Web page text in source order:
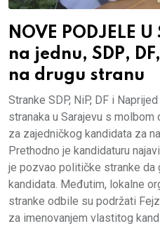
NOVE PODJELE U
na jednu, SDP,
na drugu stranu
Stranke SDP, NiP, DF i
stranaka u Sarajevu s
za zajedničkog kandidata za
Prethodno je kandidaturu
je pozvao političke stranke da
kandidata. Međutim, lokalne
stranke odbile su podržati
za imenovanjem vlastitog